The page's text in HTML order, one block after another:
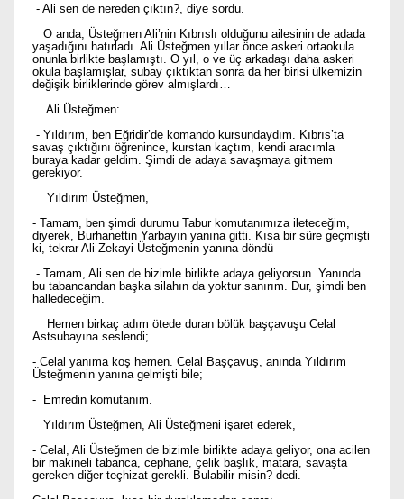
- Ali sen de nereden çıktın?, diye sordu.
O anda, Üsteğmen Ali’nin Kıbrıslı olduğunu ailesinin de adada
yaşadığını hatırladı. Ali Üsteğmen yıllar önce askeri ortaokula
onunla birlikte başlamıştı. O yıl, o ve üç arkadaşı daha askeri
okula başlamışlar, subay çıktıktan sonra da her birisi ülkemizin
değişik birliklerinde görev almışlardı…
Ali Üsteğmen:
- Yıldırım, ben Eğridir’de komando kursundaydım. Kıbrıs’ta
savaş çıktığını öğrenince, kurstan kaçtım, kendi aracımla
buraya kadar geldim. Şimdi de adaya savaşmaya gitmem
gerekiyor.
Yıldırım Üsteğmen,
- Tamam, ben şimdi durumu Tabur komutanımıza ileteceğim,
diyerek, Burhanettin Yarbayın yanına gitti. Kısa bir süre geçmişti
ki, tekrar Ali Zekayi Üsteğmenin yanına döndü
- Tamam, Ali sen de bizimle birlikte adaya geliyorsun. Yanında
bu tabancandan başka silahın da yoktur sanırım. Dur, şimdi ben
halledeceğim.
Hemen birkaç adım ötede duran bölük başçavuşu Celal
Astsubayına seslendi;
- Celal yanıma koş hemen. Celal Başçavuş, anında Yıldırım
Üsteğmenin yanına gelmişti bile;
- Emredin komutanım.
Yıldırım Üsteğmen, Ali Üsteğmeni işaret ederek,
- Celal, Ali Üsteğmen de bizimle birlikte adaya geliyor, ona acilen
bir makineli tabanca, cephane, çelik başlık, matara, savaşta
gereken diğer teçhizat gerekli. Bulabilir misin? dedi.